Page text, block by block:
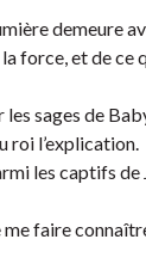
demeure
force, et de ce
sages de
roi l’explication.
les captifs de
faire